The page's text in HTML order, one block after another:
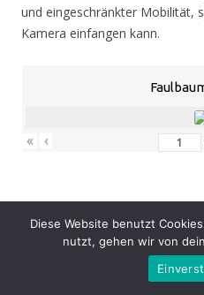
und eingeschränkter Mobilität,
Kamera einfangen kann.
« ‹
Eröffnung : Donnerstag
: 05.11. – 07.02.21,
Fr. 8.30 – 14.00 Uhr und nach
oder Seminare kann zeitweise
Diese Website benutzt
nutzt, gehen wir von